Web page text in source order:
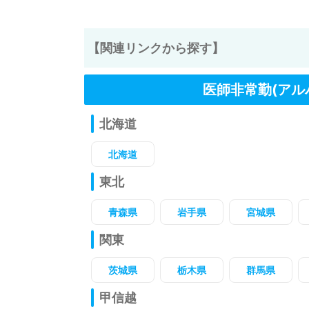
【関連リンクから探す】
医師非常勤(ア
北海道
北海道
東北
青森県 岩手県 宮城県
関東
茨城県 栃木県 群馬県
甲信越